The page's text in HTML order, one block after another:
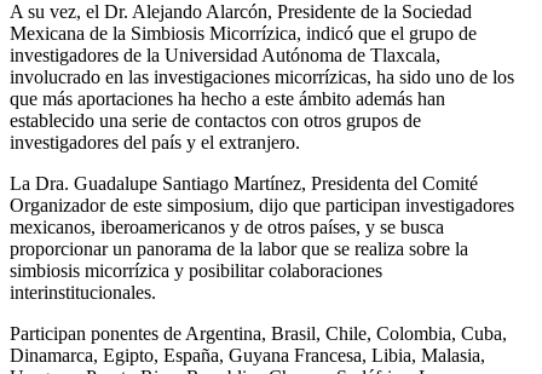
A su vez, el Dr. Alejando Alarcón, Presidente de la Sociedad
Mexicana de la Simbiosis Micorrízica, indicó que el grupo de
investigadores de la Universidad Autónoma de Tlaxcala,
involucrado en las investigaciones micorrízicas, ha sido uno de los
que más aportaciones ha hecho a este ámbito además han
establecido una serie de contactos con otros grupos de
investigadores del país y el extranjero.
La Dra. Guadalupe Santiago Martínez, Presidenta del Comité
Organizador de este simposium, dijo que participan investigadores
mexicanos, iberoamericanos y de otros países, y se busca
proporcionar un panorama de la labor que se realiza sobre la
simbiosis micorrízica y posibilitar colaboraciones
interinstitucionales.
Participan ponentes de Argentina, Brasil, Chile, Colombia, Cuba,
Dinamarca, Egipto, España, Guyana Francesa, Libia, Malasia,